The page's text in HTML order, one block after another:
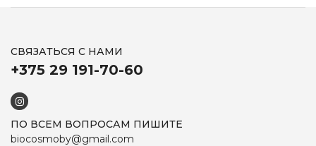
СВЯЗАТЬСЯ С НАМИ
+375 29 191-70-60
ПО ВСЕМ ВОПРОСАМ ПИШИТЕ
biocosmoby@gmail.com